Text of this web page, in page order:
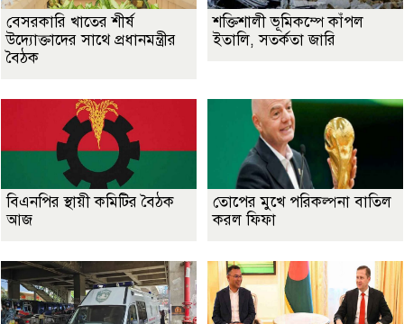
বেসরকারি খাতের শীর্ষ
উদ্যোক্তাদের সাথে প্রধানমন্ত্রীর
বৈঠক
শক্তিশালী ভূমিকম্পে কাঁপল
ইতালি, সতর্কতা জারি
বিএনপির স্থায়ী কমিটির বৈঠক
আজ
তোপের মুখে পরিকল্পনা বাতিল
করল ফিফা